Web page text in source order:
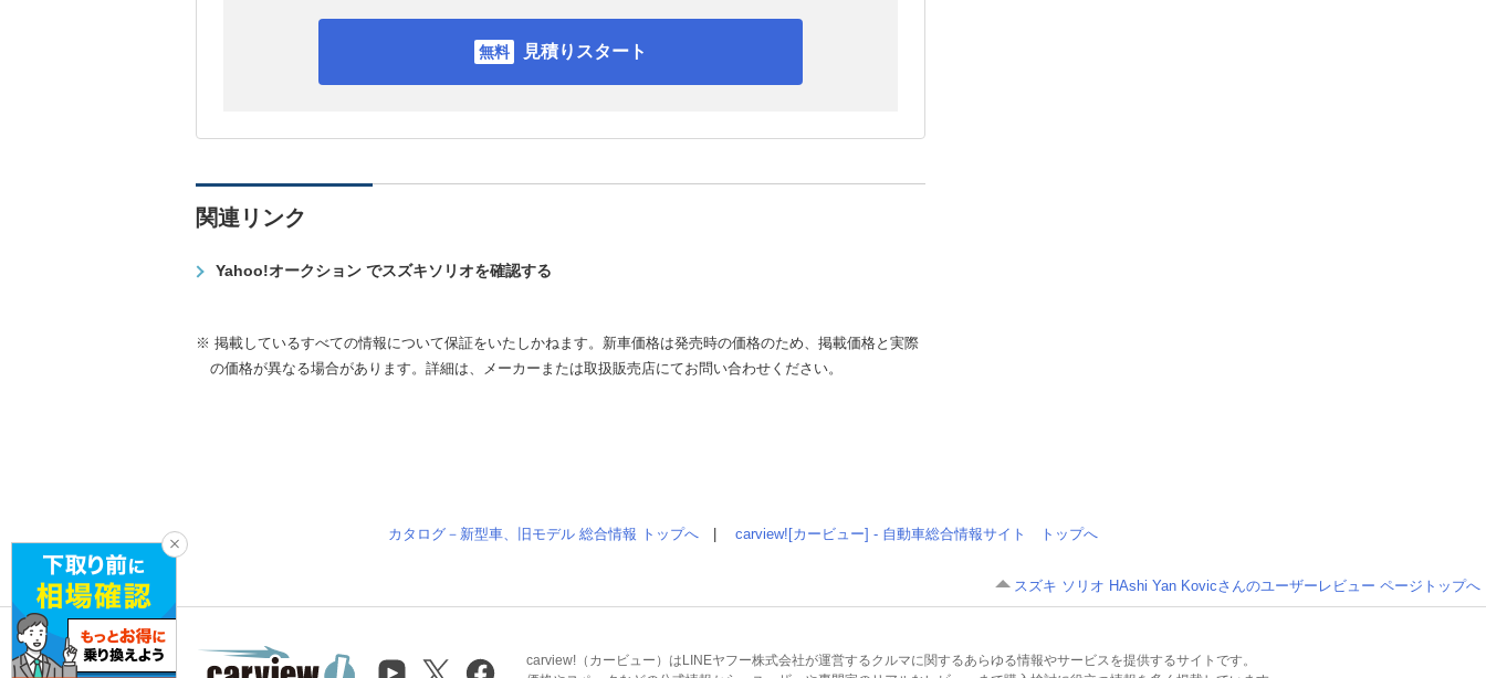
見積りスタート
関連リンク
Yahoo!オークション でスズキソリオを確認する
※ 掲載しているすべての情報について保証をいたしかねます。新車価格は発売時の価格のため、掲載価格と実際
の価格が異なる場合があります。詳細は、メーカーまたは取扱販売店にてお問い合わせください。
カタログ－新型車、旧モデル 総合情報 トップへ carview![カービュー] - 自動車総合情報サイト トップへ
スズキ ソリオ HAshi Yan Kovicさんのユーザーレビュー ページトップへ
carview!（カービュー）はLINEヤフー株式会社が運営するクルマに関するあらゆる情報やサービスを提供するサイトです。